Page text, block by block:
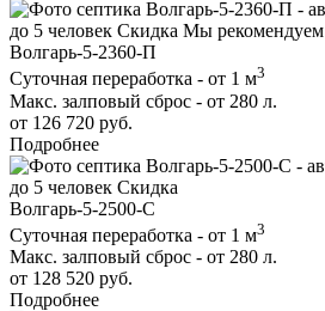
до 5 человек Скидка Мы рекомендуем
Волгарь-5-2360-П
Суточная переработка - от 1 м3
Макс. залповый сброс - от 280 л.
от 126 720 руб.
Подробнее
до 5 человек Скидка
Волгарь-5-2500-С
Суточная переработка - от 1 м3
Макс. залповый сброс - от 280 л.
от 128 520 руб.
Подробнее